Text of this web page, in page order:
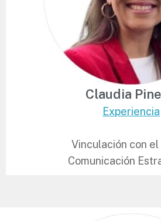
Claudia
Experiencia
Vinculación con
Comunicación